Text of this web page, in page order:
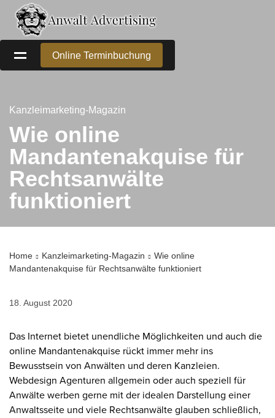
Online Terminbuchung
Kanzleimarketing-Magazin
Wie online
Mandantenakquise für
Rechtsanwälte
funktioniert
Home Kanzleimarketing-Magazin
Wie online
Mandantenakquise für Rechtsanwälte funktioniert
18. August 2020
Das Internet bietet unendliche Möglichkeiten und auch die
online Mandantenakquise rückt immer mehr ins
Bewusstsein von Anwälten und deren Kanzleien.
Webdesign Agenturen allgemein oder auch speziell für
Anwälte werben gerne mit der idealen Darstellung einer
Anwaltsseite und viele Rechtsanwälte glauben schließlich,